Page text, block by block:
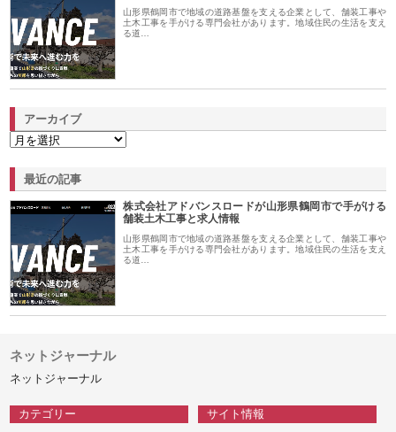
山形県鶴岡市で地域の道路基盤を支える企業として、舗装工事や
土木工事を手がける専門会社があります。地域住民の生活を支え
る道…
アーカイブ
最近の記事
株式会社アドバンスロードが山形県鶴岡市で手がける
舗装土木工事と求人情報
山形県鶴岡市で地域の道路基盤を支える企業として、舗装工事や
土木工事を手がける専門会社があります。地域住民の生活を支え
る道…
ネットジャーナル
ネットジャーナル
カテゴリー
サイト情報